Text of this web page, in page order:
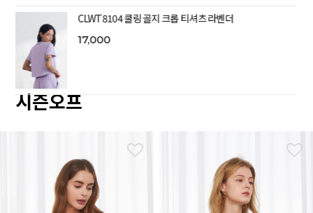
CLWT8104 쿨링 골지 크롭 티셔츠 라벤더
17,000
시즌오프